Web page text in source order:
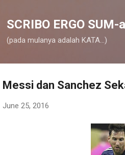
SCRIBO ERGO
(pada mulanya adalah KATA...)
Messi dan Sanchez
June 25, 2016